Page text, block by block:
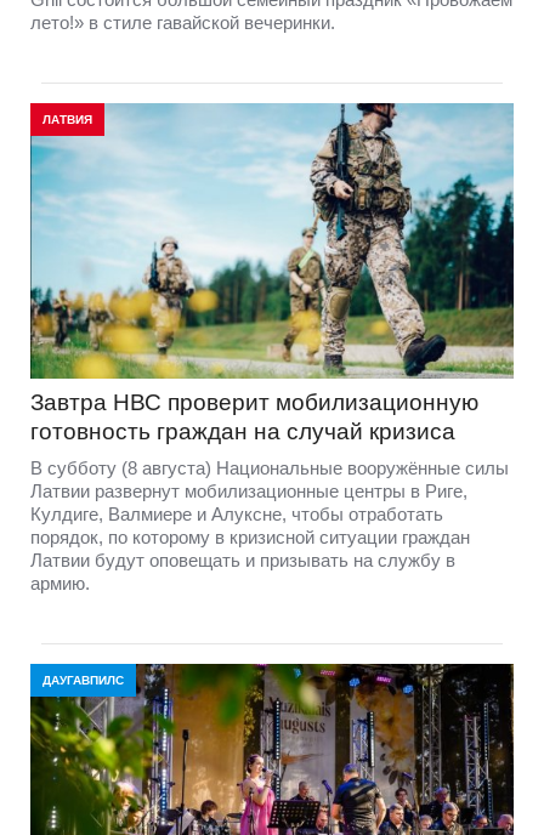
лето!» в стиле гавайской вечеринки.
ЛАТВИЯ
Завтра НВС проверит мобилизационную
готовность граждан на случай кризиса
В субботу (8 августа) Национальные вооружённые силы
Латвии развернут мобилизационные центры в Риге,
Кулдиге, Валмиере и Алуксне, чтобы отработать
порядок, по которому в кризисной ситуации граждан
Латвии будут оповещать и призывать на службу в
армию.
ДАУГАВПИЛС